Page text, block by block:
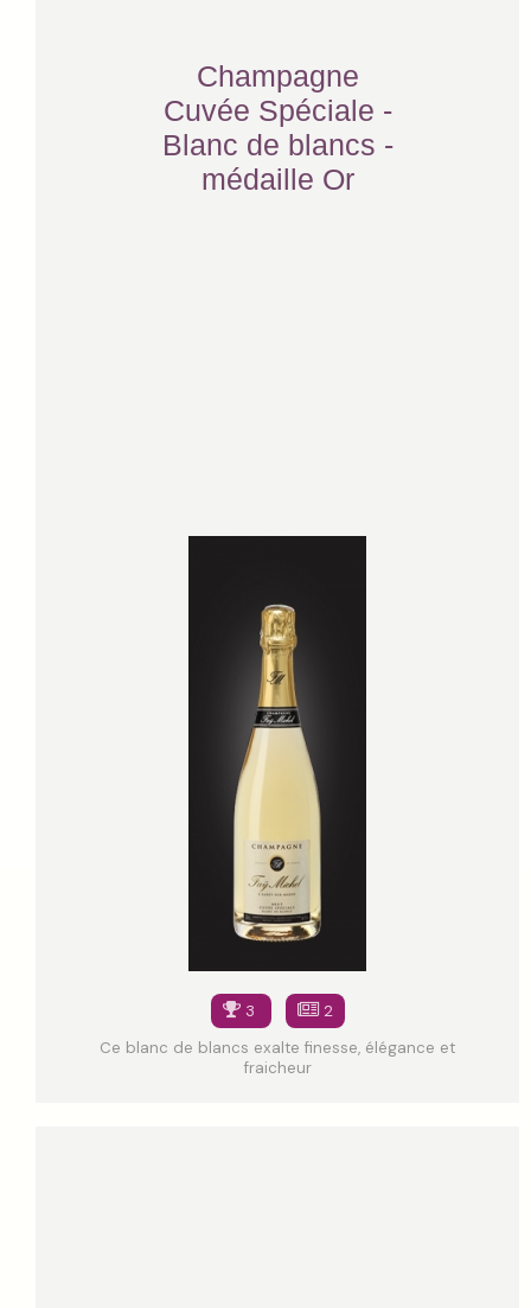
Champagne
Cuvée Spéciale -
Blanc de blancs -
médaille Or
3
2
Ce blanc de blancs exalte finesse, élégance et
fraicheur